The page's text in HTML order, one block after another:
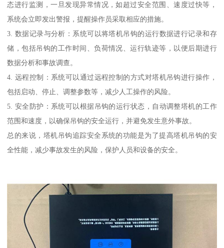
态进行监测，一旦发现异常情况，如超过安全范围、速度过快等，
系统会立即发出警报，提醒操作员采取相应的措施。
3. 数据记录与分析：系统可以将塔机吊钩的运行数据进行记录和存
储，包括吊钩的工作时间、负荷情况、运行轨迹等，以便后期进行
数据分析和事故调查。
4. 远程控制：系统可以通过远程控制的方式对塔机吊钩进行操作，
包括启动、停止、调整参数等，减少人工操作的风险。
5. 安全防护：系统可以根据吊钩的运行状态，自动调整塔机的工作
范围和速度，以确保吊钩的安全运行，并避免发生意外事故。
总的来说，塔机吊钩追踪安全系统的功能是为了提高塔机吊钩的安
全性能，减少事故发生的风险，保护人员和设备的安全。